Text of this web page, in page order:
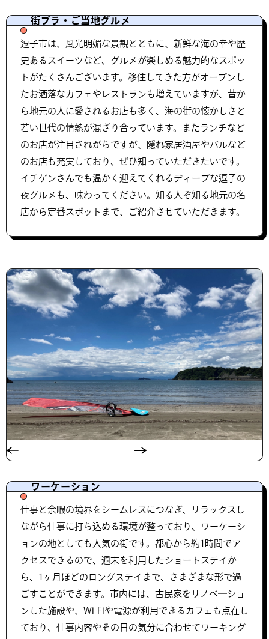
街ブラ・ご当地グルメ
逗子市は、風光明媚な景観とともに、新鮮な海の幸や歴
史あるスイーツなど、グルメが楽しめる魅力的なスポッ
トがたくさんございます。移住してきた方がオープンし
たお洒落なカフェやレストランも増えていますが、昔か
ら地元の人に愛されるお店も多く、海の街の懐かしさと
若い世代の情熱が混ざり合っています。またランチなど
のお店が注目されがちですが、隠れ家居酒屋やバルなど
のお店も充実しており、ぜひ知っていただきたいです。
イチゲンさんでも温かく迎えてくれるディープな逗子の
夜グルメも、味わってください。知る人ぞ知る地元の名
店から定番スポットまで、ご紹介させていただきます。
ワーケーション
仕事と余暇の境界をシームレスにつなぎ、リラックスし
ながら仕事に打ち込める環境が整っており、ワーケーシ
ョンの地としても人気の街です。都心から約1時間でア
クセスできるので、週末を利用したショートステイか
ら、1ヶ月ほどのロングステイまで、さまざまな形で過
ごすことができます。市内には、古民家をリノベ―ショ
ンした施設や、Wi-Fiや電源が利用できるカフェも点在し
ており、仕事内容やその日の気分に合わせてワーキング